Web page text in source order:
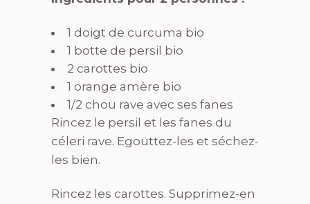
1 doigt de curcuma bio
1 botte de persil bio
2 carottes bio
1 orange amère bio
1/2 chou rave avec ses fanes
Rincez le persil et les fanes du
céleri rave. Egouttez-les et séchez-
les bien.
Rincez les carottes. Supprimez-en